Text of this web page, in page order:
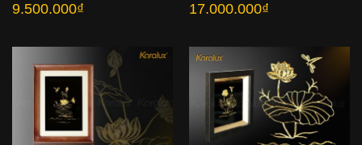
9.500.000₫ 17.000.000₫